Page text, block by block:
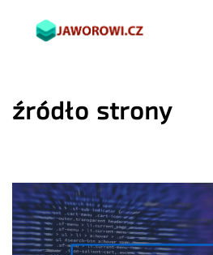
źródło strony